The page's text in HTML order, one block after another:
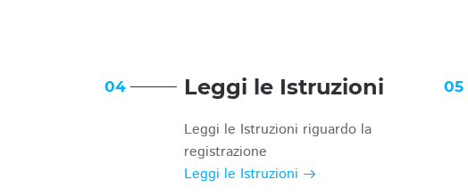
04 Leggi le Istruzioni
Leggi le Istruzioni riguardo la
registrazione
Leggi le Istruzioni
05